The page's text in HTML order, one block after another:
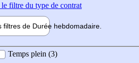
le filtre du type de contrat
filtres de Durée hebdomadaire
Temps plein (3)